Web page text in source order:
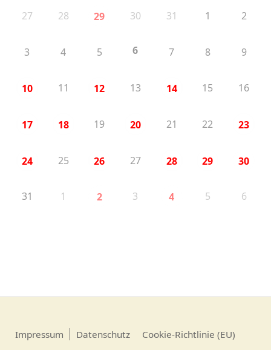
27 28 29 30 31 1 2
3 4 5 6 7 8 9
10 11 12 13 14 15 16
17 18 19 20 21 22 23
24 25 26 27 28 29 30
31 1 2 3 4 5 6
Impressum Datenschutz Cookie-Richtlinie (EU)